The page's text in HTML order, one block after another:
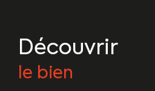
découvrir
le bien